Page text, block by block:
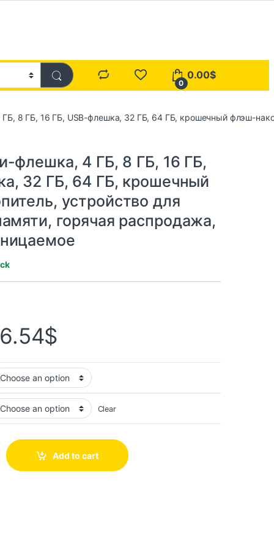
0
0.00$
8 ГБ, 16 ГБ, USB-флешка, 32 ГБ, 64 ГБ, крошечный флэш-
флешка, 4 ГБ, 8 ГБ, 16 ГБ,
32 ГБ, 64 ГБ, крошечный
устройство для
горячая распродажа,
$
Clear
Add to cart